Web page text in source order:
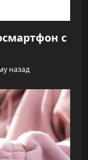
с
назад